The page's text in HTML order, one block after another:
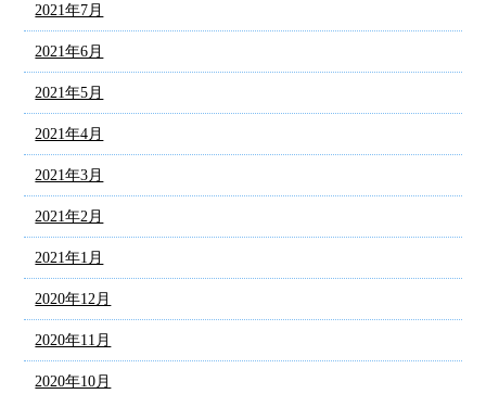
2021年7月
2021年6月
2021年5月
2021年4月
2021年3月
2021年2月
2021年1月
2020年12月
2020年11月
2020年10月